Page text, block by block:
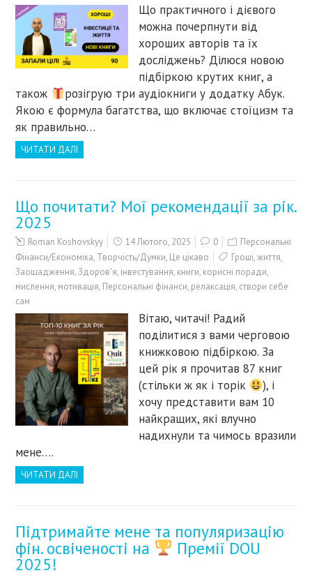
Що практичного і дієвого
можна почерпнути від
хороших авторів та їх
досліджень? Ділюся новою
підбіркою крутих книг, а
також
розігрую три аудіокниги у додатку Абук.
Якою є формула багатства, що включає стоїцизм та
як правильно…
ЧИТАТИ ДАЛІ
Що почитати? Мої рекомендації за рік.
2025
Roman Koshovskyy 14 Лютого, 2025 0
Персональні
Фінанси/Економіка, Творчість/Думки, Це цікаво Гроші,життя,
Заощадження,Здоров'я, інвестування, книги, корисні поради,
мислення, мотивація, Персональні фінанси, релаксація, створи себе
сам
Вітаю, читачі! Радий
поділитися з вами черговою
книжковою підбіркою. За
цей рік я прочитав 87 книг
(стільки ж як і торік
), і
хочу представити вам 10
найкращих, які влучно
надихнули та чимось вразили
мене….
ЧИТАТИ ДАЛІ
Підтримайте мене та популяризацію
фін. освіченості на
Премії DOU
2025!